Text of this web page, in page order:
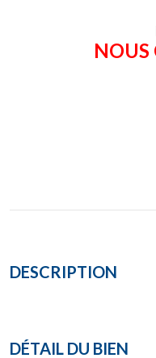
NOUS
DESCRIPTION
DÉTAIL DU BIEN